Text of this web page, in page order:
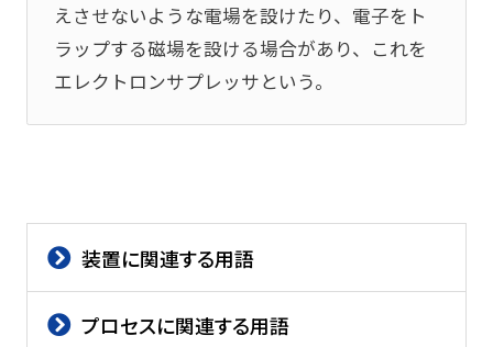
えさせないような電場を設けたり、電子をト
ラップする磁場を設ける場合があり、これを
エレクトロンサプレッサという。
装置に関連する用語
プロセスに関連する用語